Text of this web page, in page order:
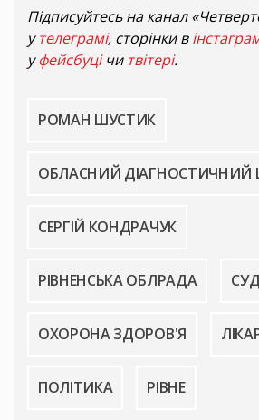
Підписуйтесь на канал
утелеграмі, сторінки в
уфейсбуцічи твітері.
РОМАН ШУСТИК
ОБЛАСНИЙ ДІАГНОСТИЧНИЙ
СЕРГІЙ КОНДРАЧУК
РІВНЕНСЬКА ОБЛРАДА СУД
ОХОРОНА ЗДОРОВ'Я
ПОЛІТИКА РІВНЕ